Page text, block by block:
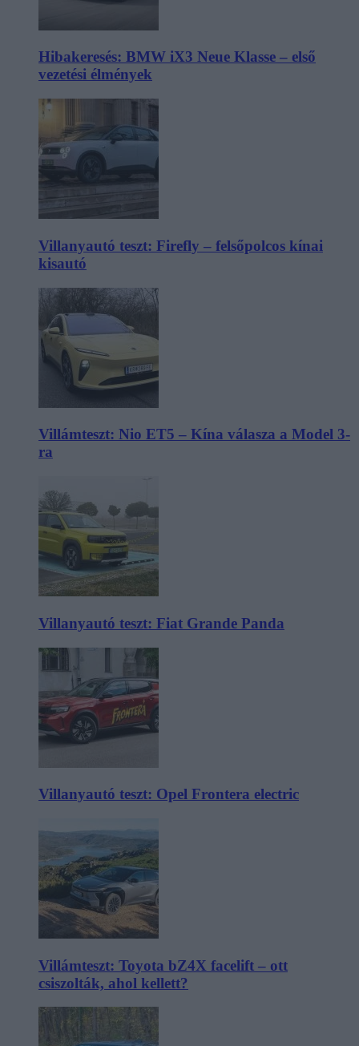
Hibakeresés: BMW iX3 Neue Klasse – első
vezetési élmények
Villanyautó teszt: Firefly – felsőpolcos kínai
kisautó
Villámteszt: Nio ET5 – Kína válasza a Model 3-
ra
Villanyautó teszt: Fiat Grande Panda
Villanyautó teszt: Opel Frontera electric
Villámteszt: Toyota bZ4X facelift – ott
csiszolták, ahol kellett?